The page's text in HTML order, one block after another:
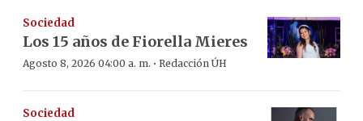
Sociedad
Los 15 años de Fiorella Mieres
Agosto 8, 2026 04:00 a. m. · Redacción ÚH
Sociedad